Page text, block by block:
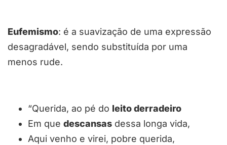
Eufemismo: é a suavização de uma expressão
desagradável, sendo substituída por uma
menos rude.
“Querida, ao pé do leito derradeiro
Em que descansas dessa longa vida,
Aqui venho e virei, pobre querida,